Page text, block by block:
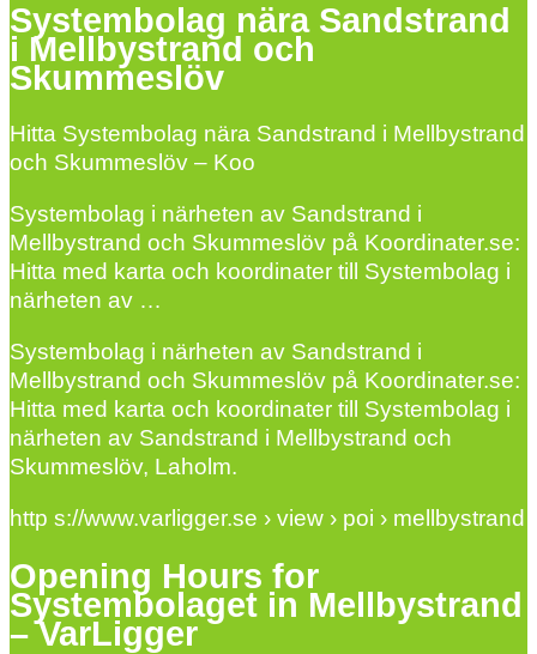
Systembolag nära Sandstrand
i Mellbystrand och
Skummeslöv
Hitta Systembolag nära Sandstrand i Mellbystrand
och Skummeslöv – Koo
Systembolag i närheten av Sandstrand i
Mellbystrand och Skummeslöv på Koordinater.se:
Hitta med karta och koordinater till Systembolag i
närheten av …
Systembolag i närheten av Sandstrand i
Mellbystrand och Skummeslöv på Koordinater.se:
Hitta med karta och koordinater till Systembolag i
närheten av Sandstrand i Mellbystrand och
Skummeslöv, Laholm.
http s://www.varligger.se › view › poi › mellbystrand
Opening Hours for
Systembolaget in Mellbystrand
– VarLigger